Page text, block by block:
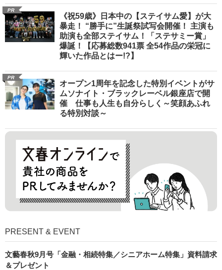
PR
《祝59歳》日本中の【ステイサム愛】が大
暴走！ “勝手に”生誕祭試写会開催！ 主演も
助演も全部ステイサム！「ステサミー賞」
爆誕！【応募総数941票 全54作品の栄冠に
輝いた作品とはー!?】
PR
オープン1周年を記念した特別イベントがサ
ムソナイト・ブラックレーベル銀座店で開
催 仕事も人生も自分らしく～笑顔あふれ
る特別対談～
PRESENT & EVENT
文藝春秋9月号「金融・相続特集／シニアホーム特集」資料請求
＆プレゼント